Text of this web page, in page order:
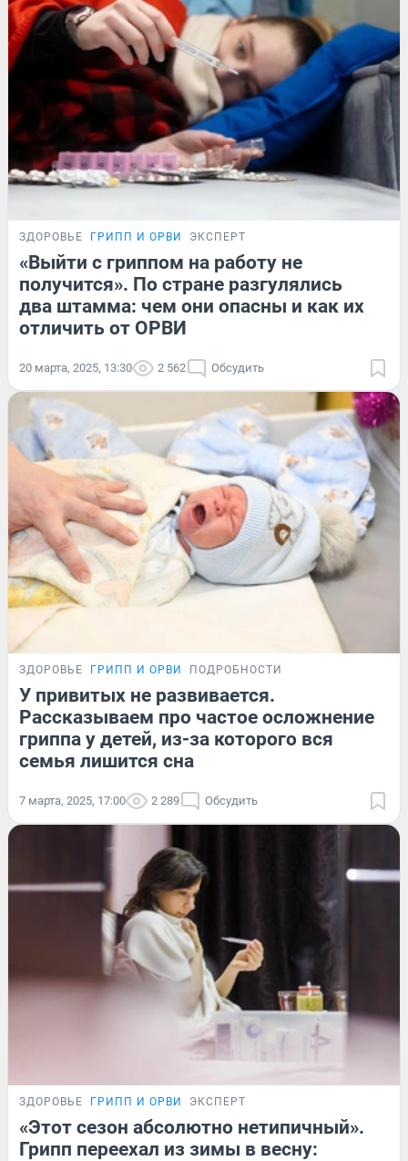
ЗДОРОВЬЕ ГРИПП И ОРВИ ЭКСПЕРТ
«Выйти с гриппом на работу не
получится». По стране разгулялись
два штамма: чем они опасны и как их
отличить от ОРВИ
20 марта, 2025, 13:30 2 562 Обсудить
ЗДОРОВЬЕ ГРИПП И ОРВИ ПОДРОБНОСТИ
У привитых не развивается.
Рассказываем про частое осложнение
гриппа у детей, из-за которого вся
семья лишится сна
7 марта, 2025, 17:00 2 289 Обсудить
ЗДОРОВЬЕ ГРИПП И ОРВИ ЭКСПЕРТ
«Этот сезон абсолютно нетипичный».
Грипп переехал из зимы в весну: